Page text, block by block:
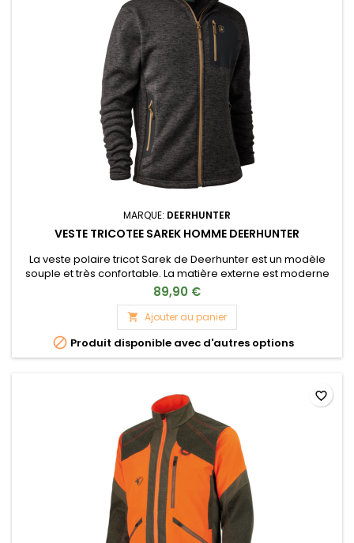
MARQUE: DEERHUNTER
VESTE TRICOTEE SAREK HOMME DEERHUNTER
La veste polaire tricot Sarek de Deerhunter est un modèle
souple et très confortable. La matière externe est moderne
et élastique, et la veste est dotée d'une fermeture éclair sur
le devant. Cette veste est équipée d'une poche de poitrine
avec fermeture éclair et deux grandes poches avant avec
fermetures éclair. Cette veste en tricot polaire est idéal...
89,90 €
 Ajouter au panier
 Produit disponible avec d'autres options
favorite_border